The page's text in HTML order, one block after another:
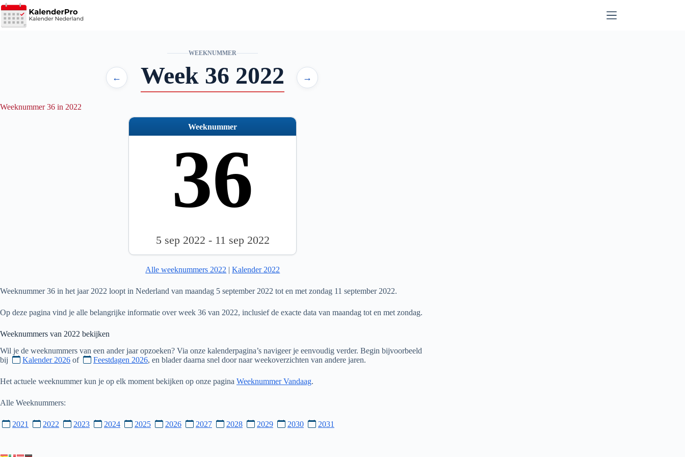
Ga
naar
de
WEEKNUMMER
← Week 36 2022 →
Weeknummer 36 in 2022
Weeknummer
36
5 sep 2022 - 11 sep 2022
Alle weeknummers 2022 |Kalender 2022
Weeknummer 36 in het jaar 2022 loopt in Nederland van maandag 5 september 2022 tot en met zondag 11 september 2022.
Op deze pagina vind je alle belangrijke informatie over week 36 van 2022, inclusief de exacte data van maandag tot en met zondag.
Weeknummers van 2022 bekijken
Wil je de weeknummers van een ander jaar opzoeken? Via onze kalenderpagina’s navigeer je eenvoudig verder. Begin bijvoorbeeld
bij
Kalender 2026 of Feestdagen 2026, en blader daarna snel door naar weekoverzichten van andere jaren.
Het actuele weeknummer kun je op elk moment bekijken op onze pagina Weeknummer Vandaag.
Alle Weeknummers:
2021 2022 2023 2024 2025 2026 2027 2028 2029 2030 2031